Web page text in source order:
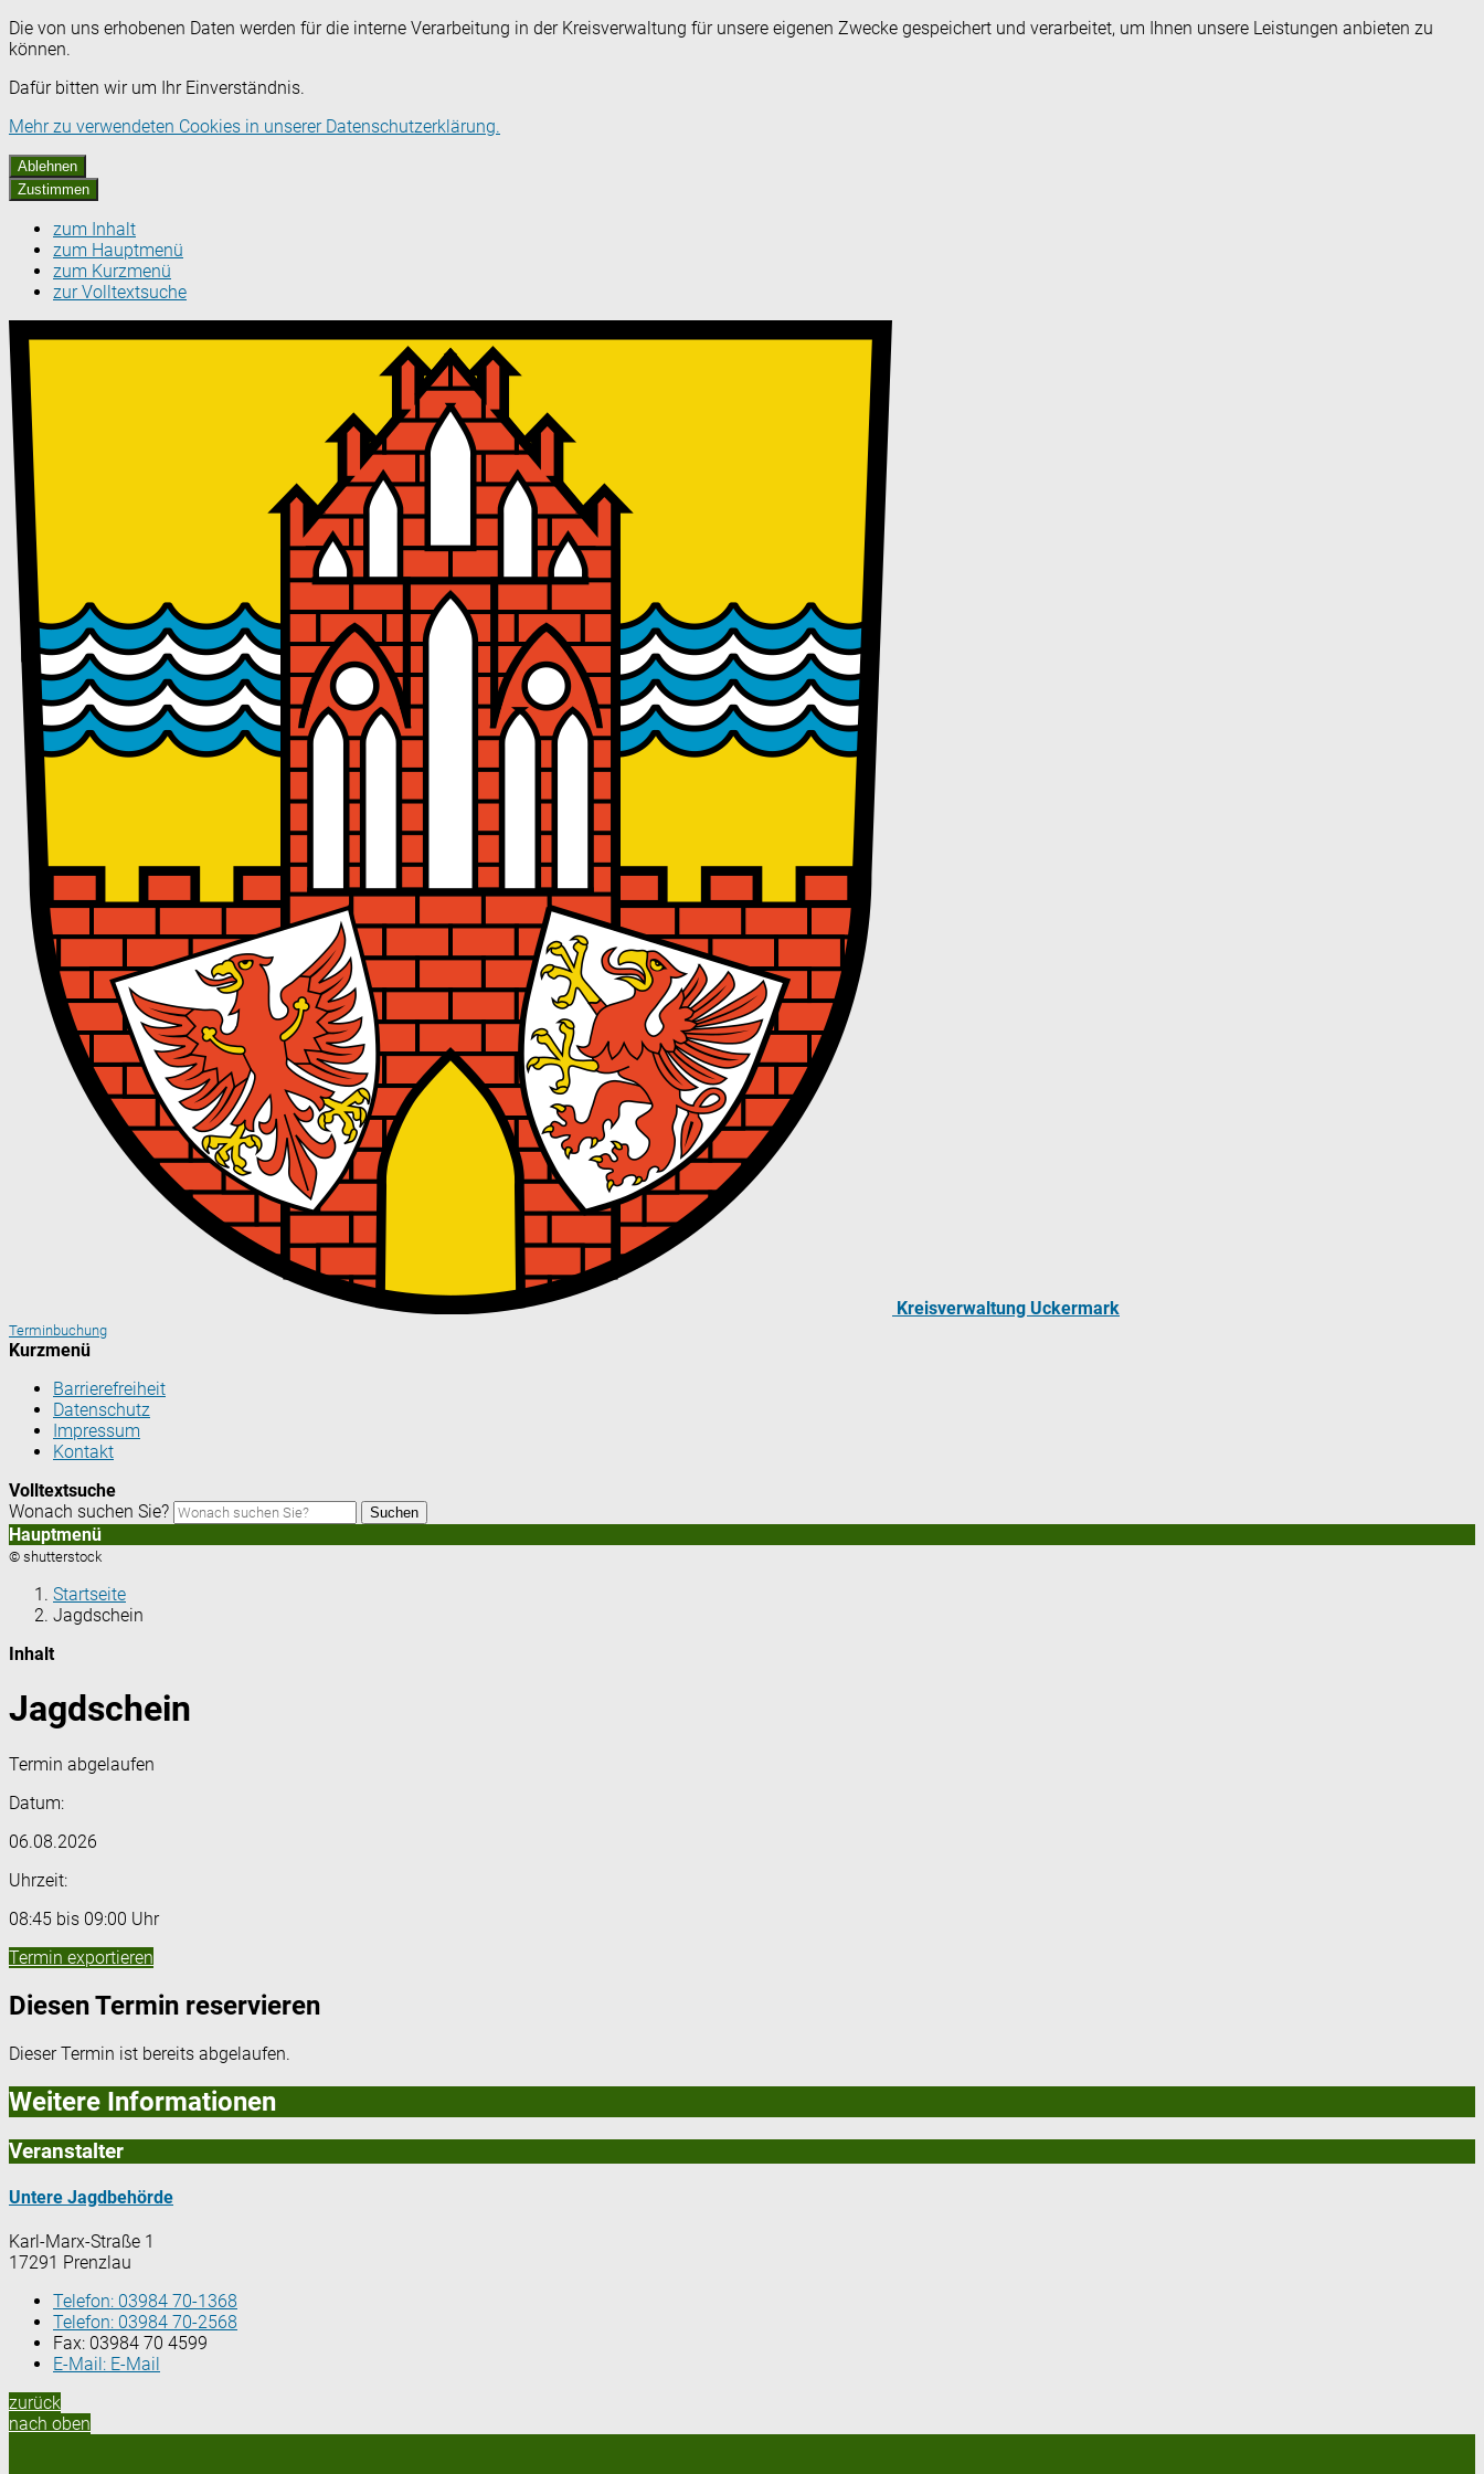
Die von uns erhobenen Daten werden für die interne Verarbeitung in der Kreisverwaltung für unsere eigenen Zwecke gespeichert und verarbeitet, um Ihnen unsere Leistungen anbieten zu
können.
Dafür bitten wir um Ihr Einverständnis.
Mehr zu verwendeten Cookies in unserer Datenschutzerklärung.
Ablehnen
Zustimmen
zum Inhalt
zum Hauptmenü
zum Kurzmenü
zur Volltextsuche
Kreisverwaltung Uckermark
Terminbuchung
Kurzmenü
Barrierefreiheit
Datenschutz
Impressum
Kontakt
Volltextsuche
Wonach suchen Sie?
Suchen
Hauptmenü
© shutterstock
Startseite
Jagdschein
Inhalt
Jagdschein
Termin abgelaufen
Datum:
06.08.2026
Uhrzeit:
08:45 bis 09:00 Uhr
Termin exportieren
Diesen Termin reservieren
Dieser Termin ist bereits abgelaufen.
Weitere Informationen
Veranstalter
Untere Jagdbehörde
Karl-Marx-Straße 1
17291 Prenzlau
Telefon: 03984 70-1368
Telefon: 03984 70-2568
Fax: 03984 70 4599
E-Mail: E-Mail
zurück
nach oben